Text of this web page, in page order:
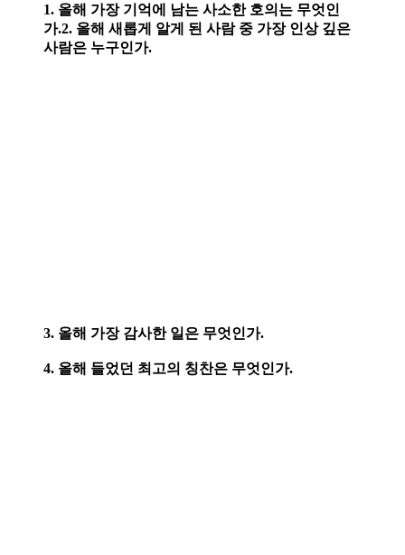
1. 올해 가장 기억에 남는 사소한 호의는 무엇인
가.2. 올해 새롭게 알게 된 사람 중 가장 인상 깊은
사람은 누구인가.
3. 올해 가장 감사한 일은 무엇인가.
4. 올해 들었던 최고의 칭찬은 무엇인가.